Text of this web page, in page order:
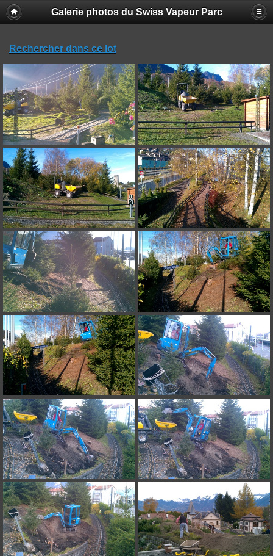
Galerie photos du Swiss Vapeur Parc
Rechercher dans ce lot